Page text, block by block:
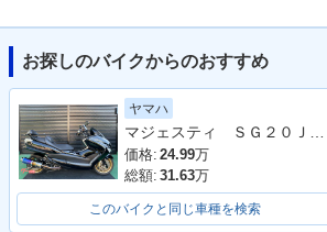
2011年 SKYWAVE
250 Type S BASI
C・カラーチェンジ
250 Type S・カラー
チェンジ
お探しのバイクからのおすすめ
ヤマハ
マジェスティ ＳＧ２０Ｊ ２００７年モデル ビームスマフラー バックレスト フェンダーレス ブレンボキャリパー Ｙ
価格: 24.99万
総額: 31.63万
このバイクと同じ車種を検索